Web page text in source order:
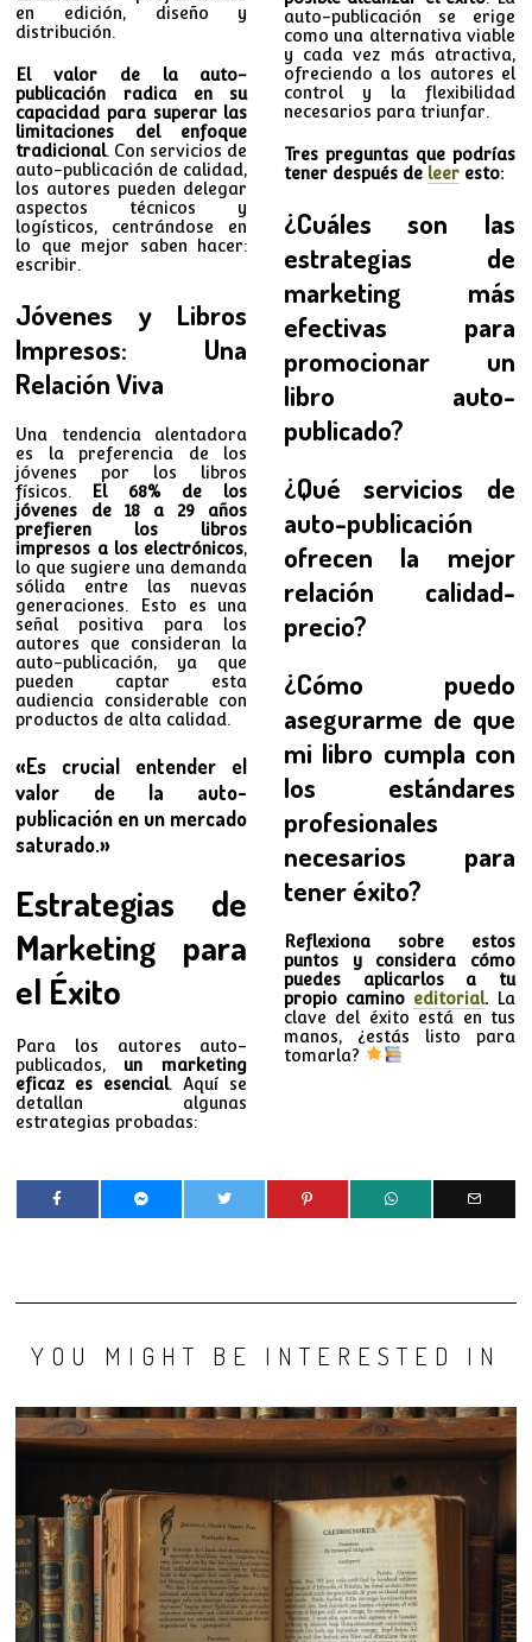
en edición, diseño y
distribución.
El valor de la auto-
publicación radica en su
capacidad para superar las
limitaciones del enfoque
tradicional. Con servicios de
auto-publicación de calidad,
los autores pueden delegar
aspectos técnicos y
logísticos, centrándose en
lo que mejor saben hacer:
escribir.
Jóvenes y Libros
Impresos: Una
Relación Viva
Una tendencia alentadora
es la preferencia de los
jóvenes por los libros
físicos.
El 68% de los
jóvenes de 18 a 29 años
prefieren los libros
impresos a los electrónicos,
lo que sugiere una demanda
sólida entre las nuevas
generaciones. Esto es una
señal positiva para los
autores que consideran la
auto-publicación, ya que
pueden captar esta
audiencia considerable con
productos de alta calidad.
«Es crucial entender el
valor de la auto-
publicación en un mercado
saturado.»
Estrategias de
Marketing para
el Éxito
Para los autores auto-
publicados, un marketing
eficaz es esencial. Aquí se
detallan algunas
estrategias probadas:
auto-publicación se erige
como una alternativa viable
y cada vez más atractiva,
ofreciendo a los autores el
control y la flexibilidad
necesarios para triunfar.
Tres preguntas que podrías
tener después de leeresto:
¿Cuáles son las
estrategias de
marketing más
efectivas para
promocionar un
libro auto-
publicado?
¿Qué servicios de
auto-publicación
ofrecen la mejor
relación calidad-
precio?
¿Cómo puedo
asegurarme de que
mi libro cumpla con
los estándares
profesionales
necesarios para
tener éxito?
Reflexiona sobre estos
puntos y considera cómo
puedes aplicarlos a tu
propio camino editorial.La
clave del éxito está en tus
manos, ¿estás listo para
tomarla?
YOU MIGHT BE INTERESTED IN